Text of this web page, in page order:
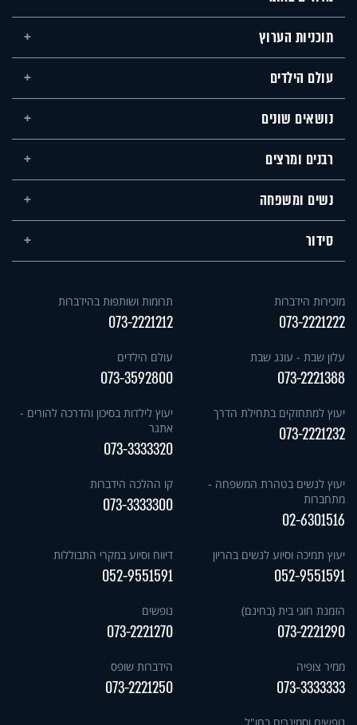
תוכניות הערוץ
עולם הילדים
נושאים שונים
רבנים ומרצים
נשים ומשפחה
סידור
מזכירות הידברות
073-2221222
תרומות ושותפות בהידברות
073-2221212
עלון שבת - עונג שבת
073-2221388
עולם הילדים
073-3592800
יעוץ למתחזקים בתחילת הדרך
073-2221232
יעוץ לילדות בסיכון והדרכה להורים -
אתגר
073-3333320
יעוץ לנשים בטהרת המשפחה -
מתחברות
02-6301516
קו ההלכה הידברות
073-3333300
יעוץ תמיכה וסיוע לנשים בהריון
052-9551591
דיווח וסיוע במקרי התבוללות
052-9551591
הזמנת חוגי בית (בחינם)
073-2221290
נופשים
073-2221270
ממיר צופיה
073-3333333
הידברות שופס
073-2221250